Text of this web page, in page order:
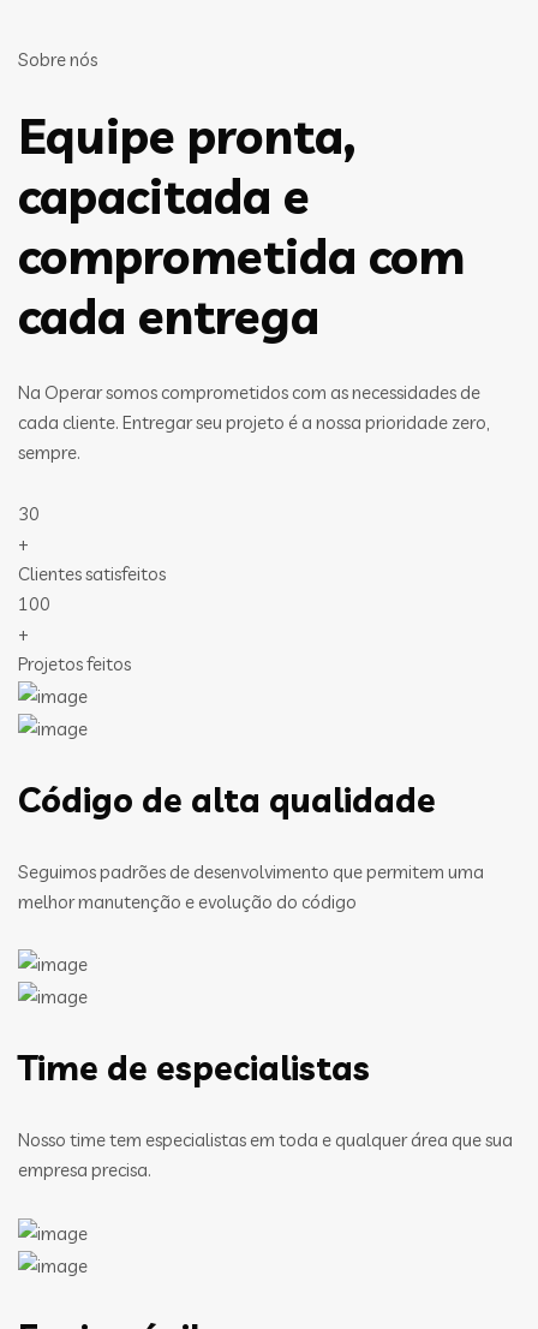
Sobre nós
Equipe pronta,
capacitada e
comprometida com
cada entrega
Na Operar somos comprometidos com as necessidades de
cada cliente. Entregar seu projeto é a nossa prioridade zero,
sempre.
30
+
Clientes satisfeitos
100
+
Projetos feitos
Código de alta qualidade
Seguimos padrões de desenvolvimento que permitem uma
melhor manutenção e evolução do código
Time de especialistas
Nosso time tem especialistas em toda e qualquer área que sua
empresa precisa.